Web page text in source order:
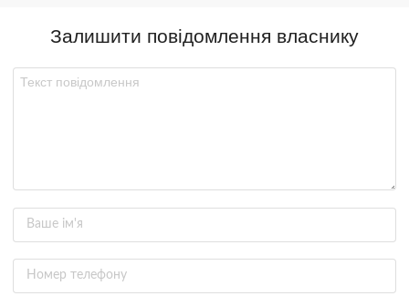
Залишити повідомлення власнику